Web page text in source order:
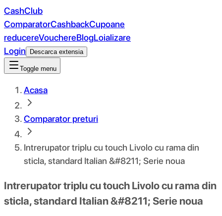
CashClub
ComparatorCashbackCupoane
reducereVouchereBlogLoializare
Login
Descarca extensia
Toggle menu
Acasa
Comparator preturi
Intrerupator triplu cu touch Livolo cu rama din
sticla, standard Italian &#8211; Serie noua
Intrerupator triplu cu touch Livolo cu rama din
sticla, standard Italian &#8211; Serie noua